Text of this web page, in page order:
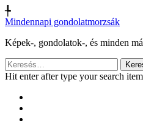
╄
Mindennapi gondolatmorzsák
Képek-, gondolatok-, és minden
Keresés:
Hit enter after type your search item